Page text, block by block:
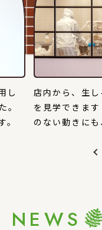
し
。
店内から、生
を 見学できま
のない動きにも
NEWS